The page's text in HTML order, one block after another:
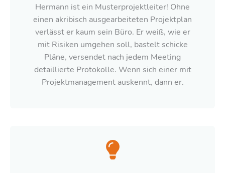
Hermann ist ein Musterprojektleiter! Ohne
einen akribisch ausgearbeiteten Projektplan
verlässt er kaum sein Büro. Er weiß, wie er
mit Risiken umgehen soll, bastelt schicke
Pläne, versendet nach jedem Meeting
detaillierte Protokolle. Wenn sich einer mit
Projektmanagement auskennt, dann er.